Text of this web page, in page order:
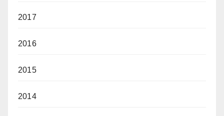
2017
2016
2015
2014